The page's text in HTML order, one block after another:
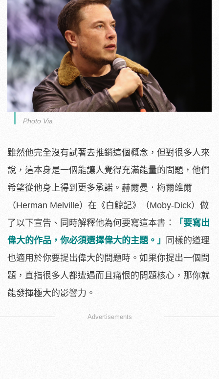
Photo Via
雖然他完全沒有試著去推銷這個概念，但對很多人來
說，這本身是一個能讓人覺得充滿能量的問題，他們
希望從他身上得到更多承諾。赫爾曼．梅爾維爾
（Herman Melville）在《白鯨記》（Moby-Dick）做
了以下宣告、同時解釋他為何要寫這本書：
「要寫出
偉大的作品，你必須選擇偉大的主題。」
同樣的道理
也適用於你要提出偉大的問題時。如果你提出一個問
題，直指很多人都遭遇而且痛恨的問題核心，那你就
能發揮極大的影響力。
Advertisements